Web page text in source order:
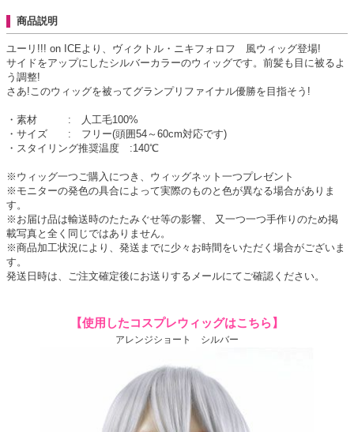
商品説明
ユーリ!!! on ICEより、ヴィクトル・ニキフォロフ 風ウィッグ登場!
サイドをアップにしたシルバーカラーのウィッグです。前髪も目に被るよ
う調整!
さあ!このウィッグを被ってグランプリファイナル優勝を目指そう!
・素材 : 人工毛100%
・サイズ : フリー(頭囲54～60cm対応です)
・スタイリング推奨温度 :140℃
※ウィッグ一つご購入につき、ウィッグネット一つプレゼント
※モニターの発色の具合によって実際のものと色が異なる場合がありま
す。
※お届け品は輸送時のたたみぐせ等の影響、 又一つ一つ手作りのため掲
載写真と全く同じではありません。
※商品加工状況により、発送までに少々お時間をいただく場合がございま
す。
発送日時は、ご注文確定後にお送りするメールにてご確認ください。
【使用したコスプレウィッグはこちら】
アレンジショート シルバー